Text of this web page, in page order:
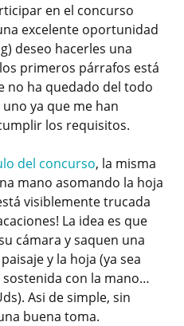
en el concurso
excelente oportunidad
deseo hacerles una
primeros párrafos está
no ha quedado del todo
ya que me han
los requisitos.
del concurso, la misma
mano asomando la hoja
visiblemente trucada
La idea es que
cámara y saquen una
y la hoja (ya sea
sostenida con la mano…
Asi de simple, sin
buena toma.